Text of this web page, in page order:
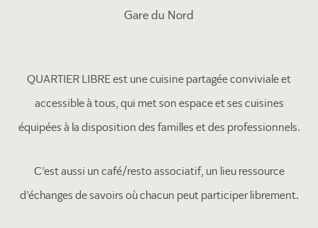
Gare du Nord
QUARTIER LIBRE est une cuisine partagée conviviale et
accessible à tous, qui met son espace et ses cuisines
équipées à la disposition des familles et des professionnels.
C’est aussi un café/resto associatif, un lieu ressource
d’échanges de savoirs où chacun peut participer librement.